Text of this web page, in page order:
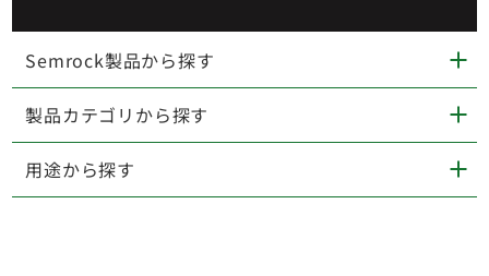
Semrock製品から探す
製品カテゴリから探す
用途から探す